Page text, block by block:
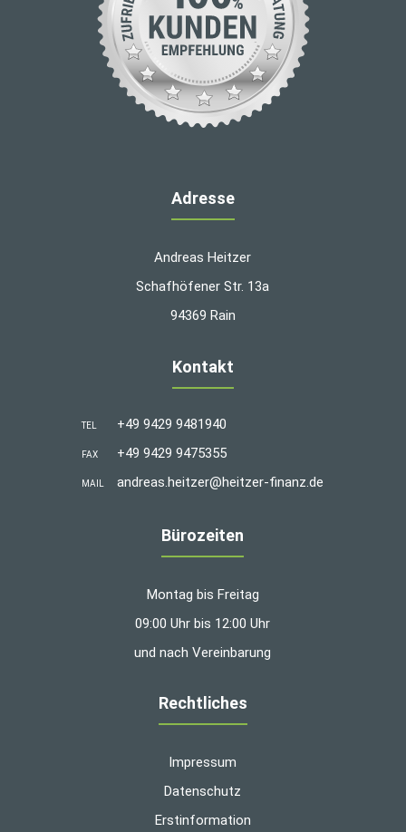
Adresse
Andreas Heitzer
Schafhöfener Str. 13a
94369 Rain
Kontakt
TEL +49 9429 9481940
FAX +49 9429 9475355
MAIL andreas.heitzer@heitzer-finanz.de
Bürozeiten
Montag bis Freitag
09:00 Uhr bis 12:00 Uhr
und nach Vereinbarung
Rechtliches
Impressum
Datenschutz
Erstinformation